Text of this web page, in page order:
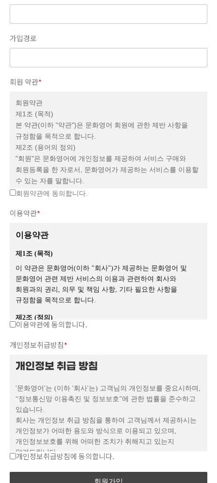
가입경로
회원 약관*
회원약관
제1조 (목적)
본 약관(이하 "약관")은 문화영어 회원에 관한 제반 사항을
규정함을 목적으로 합니다.
제2조 (용어의 정의)
"회원"은 문화영어에 개인정보를 제공하여 서비스 구매와
회원등록을 한 자로서, 문화영어가 제공하는 서비스를 이용할
수 있는 자를 말합니다.
제3조 (약관의 게시 및 변경)
정보통신망 이용 촉진 등에 관한 법률, 소비자보호법 등
있습니다.
사유를 명시하여 문화영어 홈페이지의 보기 쉬운 곳에 그 적용
일자 7일 이전부터 적용 일자 전일까지 공지합니다.
③ 전항의 방법으로 변경 고지된 약관은 기존 회원에게도
유효하게 효력이 발생합니다.
④ 이 약관에서 정하지 아니한 사항과 이 약관의 해석에
관하여는 관계 법령 또는 상관례에 따릅니다.
제4조 (약관 외 준칙 및 관할법원)
해석합니다
서울민사지방법원을 관할 법원으로 합니다.
① 문화영어가 정한 양식에 따라 회원정보를 기입한 후
회원가입을 신청함으로써 회원으로 등록됩니다
② 다음 각 호의 1에 해당하는 경우, 문화영어가 임의적으로
회원가입을 인정하지 않거나 회원자격을 박탈할 수 있습니다.
1. 다른 사람의 명의를 사용하여 신청하였을 경우
2. 신청 시 필수 내용을 허위로 기재하여 신청하였을 경우
3. 사회의 안녕질서 또는 미풍양속을 저해할 목적으로
신청하였을 경우
회원약관에 동의합니다.
이용약관*
이용약관
제1조 (목적)
이 약관은 문화영어(이하 "회사")가 제공하는 문화영어 및
문화영어 관련 제반 서비스의 이용과 관련하여 회사와
회원과의 권리, 의무 및 책임 사항, 기타 필요한 사항을
규정함을 목적으로 합니다.
제2조 (정의)
① "서비스"라 함은 구현되는 단말기(PC, TV, 휴대형
단말기 등의 각종 유무선 장치를 포함)와 상관없이
의미합니다.
②"회원"이라 함은 회사의 "서비스"에 접속하여 이 약관에
따라 "회사"와 이용계약을 체결하고 "회사"가 제공하는
"서비스"를 이용하는 고객을 말합니다.
③ "아이디(ID)"라 함은 "회원"의 식별과 "서비스" 이용을
위하여 "회원"이 정하고 "회사"가 승인하는 문자와
이용약관에 동의합니다.
개인정보취급방침*
개인정보 취급 방침
'문화영어'는 (이하 '회사'는) 고객님의 개인정보를 중요시하며,
“정보통신망 이용촉진 및 정보보호”에 관한 법률을 준수하고
있습니다.
회사는 개인정보 취급 방침을 통하여 고객님께서 제공하시는
개인정보가 어떠한 용도와 방식으로 이용되고 있으며,
개인정보보호를 위해 어떠한 조치가 취해지고 있는지
알려드립니다.
회사는 개인정보 취급 방침을 개정하는 경우 웹사이트
개인정보취급방침에 동의합니다.